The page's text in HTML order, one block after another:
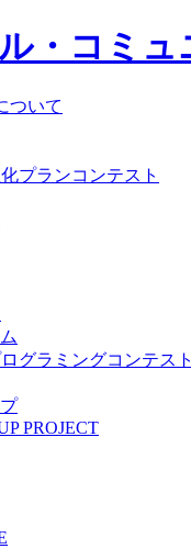
ついて
プランコンテスト
グラミングコンテスト
PROJECT